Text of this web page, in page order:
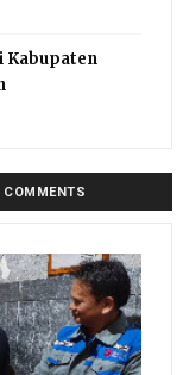
Kabupaten
COMMENTS